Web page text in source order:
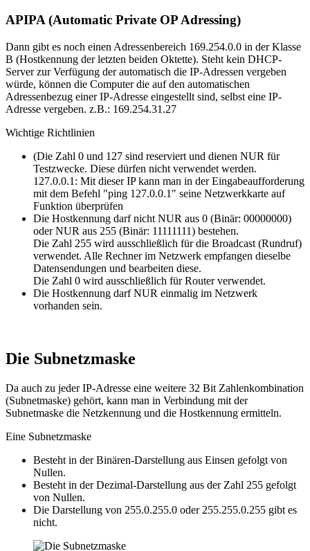
APIPA (Automatic Private OP Adressing)
Dann gibt es noch einen Adressenbereich 169.254.0.0 in der Klasse
B (Hostkennung der letzten beiden Oktette). Steht kein DHCP-
Server zur Verfügung der automatisch die IP-Adressen vergeben
würde, können die Computer die auf den automatischen
Adressenbezug einer IP-Adresse eingestellt sind, selbst eine IP-
Adresse vergeben. z.B.: 169.254.31.27
Wichtige Richtlinien
(Die Zahl 0 und 127 sind reserviert und dienen NUR für
Testzwecke. Diese dürfen nicht verwendet werden.
127.0.0.1: Mit dieser IP kann man in der Eingabeaufforderung
mit dem Befehl "ping 127.0.0.1" seine Netzwerkkarte auf
Funktion überprüfen
Die Hostkennung darf nicht NUR aus 0 (Binär: 00000000)
oder NUR aus 255 (Binär: 11111111) bestehen.
Die Zahl 255 wird ausschließlich für die Broadcast (Rundruf)
verwendet. Alle Rechner im Netzwerk empfangen dieselbe
Datensendungen und bearbeiten diese.
Die Zahl 0 wird ausschließlich für Router verwendet.
Die Hostkennung darf NUR einmalig im Netzwerk
vorhanden sein.
Die Subnetzmaske
Da auch zu jeder IP-Adresse eine weitere 32 Bit Zahlenkombination
(Subnetmaske) gehört, kann man in Verbindung mit der
Subnetmaske die Netzkennung und die Hostkennung ermitteln.
Eine Subnetzmaske
Besteht in der Binären-Darstellung aus Einsen gefolgt von
Nullen.
Besteht in der Dezimal-Darstellung aus der Zahl 255 gefolgt
von Nullen.
Die Darstellung von 255.0.255.0 oder 255.255.0.255 gibt es
nicht.